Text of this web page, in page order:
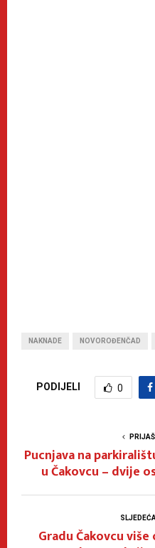
NAKNADE NOVOROĐENČAD
PODIJELI 0
Pucnjava na
u Čakovcu – dvije
Gradu Čakovcu